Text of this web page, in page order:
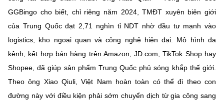
GGBingo cho biết, chỉ riêng năm 2024, TMĐT xuyên biên giới
của Trung Quốc đạt 2,71 nghìn tỉ NDT nhờ đầu tư mạnh vào
logistics, kho ngoại quan và công nghệ hiện đại. Mô hình đa
kênh, kết hợp bán hàng trên Amazon, JD.com, TikTok Shop hay
Shopee, đã giúp sản phẩm Trung Quốc phủ sóng khắp thế giới.
Theo ông Xiao Qiuli, Việt Nam hoàn toàn có thể đi theo con
đường này với điều kiện phải sớm chuyển dịch từ gia công sang